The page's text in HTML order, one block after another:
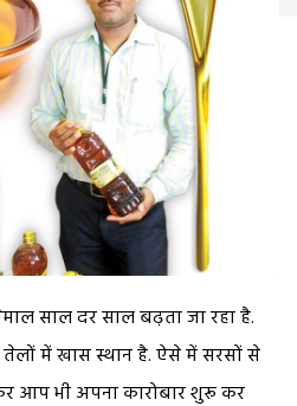
साल दर साल बढ़ता जा रहा है.
में खास स्थान है. ऐसे में सरसों से
आप भी अपना कारोबार शुरू कर